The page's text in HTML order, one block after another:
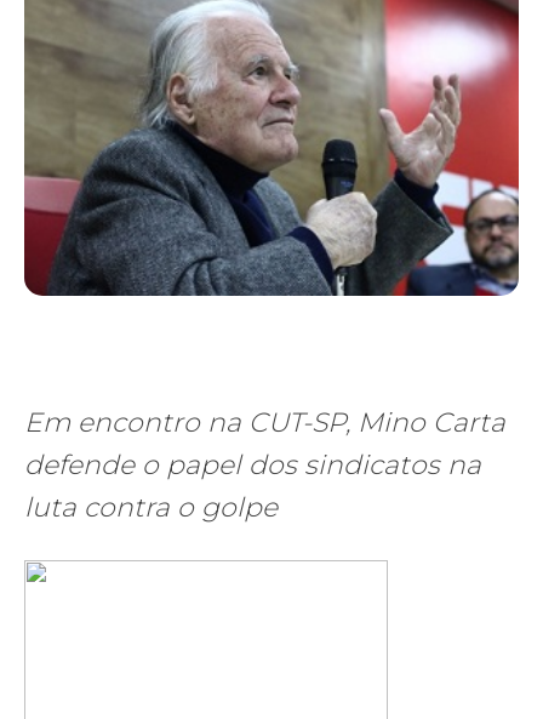
Em encontro na CUT-SP, Mino Carta
defende o papel dos sindicatos na
luta contra o golpe